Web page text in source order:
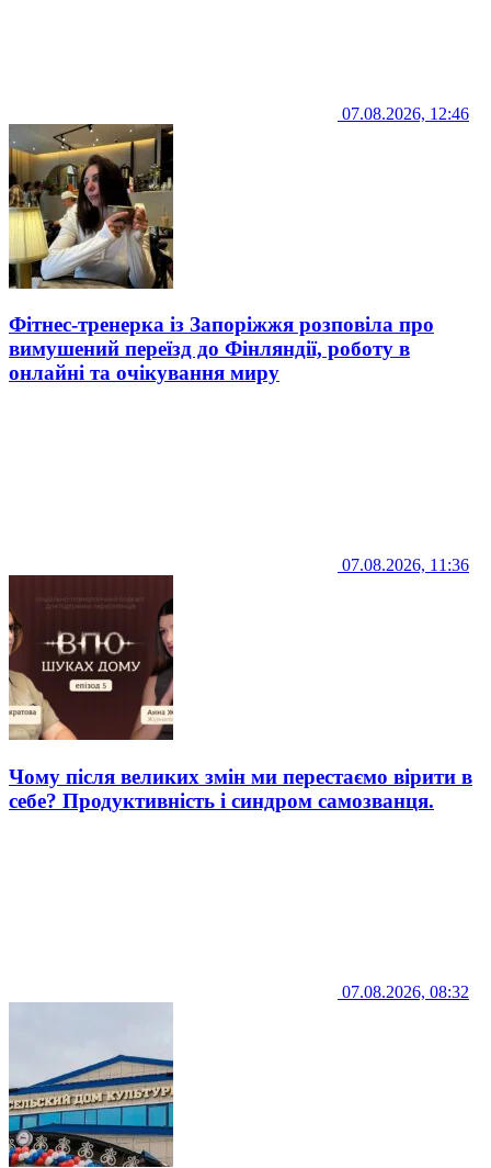
07.08.2026, 12:46
Фітнес-тренерка із Запоріжжя розповіла про
вимушений переїзд до Фінляндії, роботу в
онлайні та очікування миру
07.08.2026, 11:36
Чому після великих змін ми перестаємо вірити в
себе? Продуктивність і синдром самозванця.
07.08.2026, 08:32